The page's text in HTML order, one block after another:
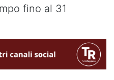
fino al 31